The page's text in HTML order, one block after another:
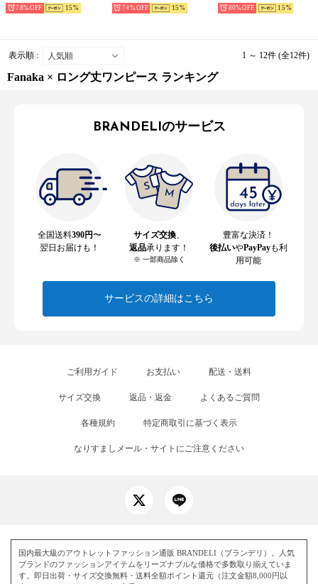
78% 15 74% 15 80% 15
表示順 : 1 ～ 12件 (全12件)
Fanaka × ロング丈ワンピース ランキング
BRANDELIのサービス
全国送料390円〜
翌日お届けも！
サイズ交換
返品承ります！
※ 一部商品除く
豊富な決済！
後払いやPayPayも利
用可能
サービスの詳細はこちら
ご利用ガイド お支払い 配送・送料
サイズ交換 返品・返金 よくあるご質問
各種規約 特定商取引に基づく表示
なりすましメール・サイトにご注意ください
国内最大級のアウトレットファッション通販 BRANDELI（ブランデリ）。人気
ブランドのファッションアイテムをリーズナブルな価格で多数取り揃えていま
す。即日出荷・サイズ交換無料・送料全額ポイント還元（注文金額8,000円以